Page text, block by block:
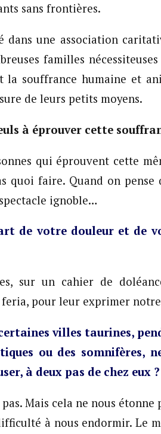
sans frontières.
dans une association
familles
la souffrance humaine et
de leurs petits moyens.
à éprouver cette
qui éprouvent cette
quoi faire. Quand on pense
ignoble…
de votre douleur et de
sur un cahier de
pour leur exprimer
villes taurines,
ou des somnifères,
à deux pas de chez eux ?
Mais cela ne nous
à nous endormir. Le